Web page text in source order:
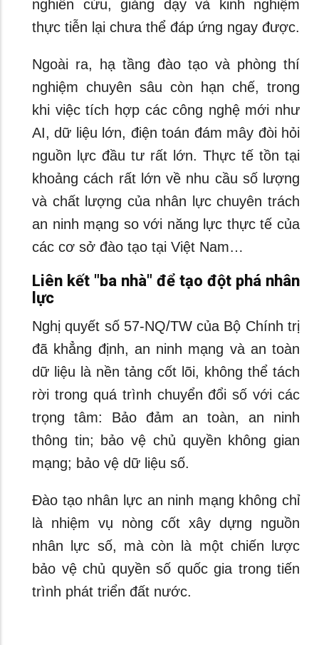
nghiên cứu, giảng dạy và kinh nghiệm
thực tiễn lại chưa thể đáp ứng ngay được.
Ngoài ra, hạ tầng đào tạo và phòng thí
nghiệm chuyên sâu còn hạn chế, trong
khi việc tích hợp các công nghệ mới như
AI, dữ liệu lớn, điện toán đám mây đòi hỏi
nguồn lực đầu tư rất lớn. Thực tế tồn tại
khoảng cách rất lớn về nhu cầu số lượng
và chất lượng của nhân lực chuyên trách
an ninh mạng so với năng lực thực tế của
các cơ sở đào tạo tại Việt Nam…
Liên kết "ba nhà" để tạo đột phá nhân
lực
Nghị quyết số 57-NQ/TW của Bộ Chính trị
đã khẳng định, an ninh mạng và an toàn
dữ liệu là nền tảng cốt lõi, không thể tách
rời trong quá trình chuyển đổi số với các
trọng tâm: Bảo đảm an toàn, an ninh
thông tin; bảo vệ chủ quyền không gian
mạng; bảo vệ dữ liệu số.
Đào tạo nhân lực an ninh mạng không chỉ
là nhiệm vụ nòng cốt xây dựng nguồn
nhân lực số, mà còn là một chiến lược
bảo vệ chủ quyền số quốc gia trong tiến
trình phát triển đất nước.